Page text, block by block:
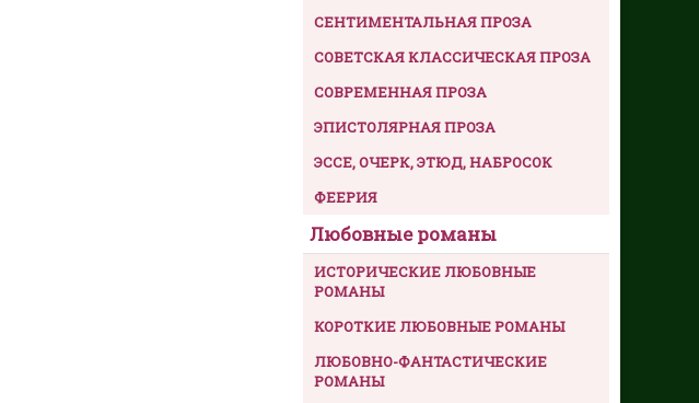
СЕНТИМЕНТАЛЬНАЯ ПРОЗА
СОВЕТСКАЯ КЛАССИЧЕСКАЯ ПРОЗА
СОВРЕМЕННАЯ ПРОЗА
ЭПИСТОЛЯРНАЯ ПРОЗА
ЭССЕ, ОЧЕРК, ЭТЮД, НАБРОСОК
ФЕЕРИЯ
Любовные романы
ИСТОРИЧЕСКИЕ ЛЮБОВНЫЕ
РОМАНЫ
КОРОТКИЕ ЛЮБОВНЫЕ РОМАНЫ
ЛЮБОВНО-ФАНТАСТИЧЕСКИЕ
РОМАНЫ